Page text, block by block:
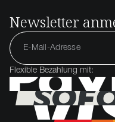
Newsletter
Flexible Bezahlung mit: